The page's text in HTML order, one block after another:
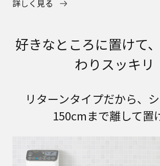
詳しく見る
好きなところに置けて
わりスッキリ
リターンタイプだから、
150cmまで離して置